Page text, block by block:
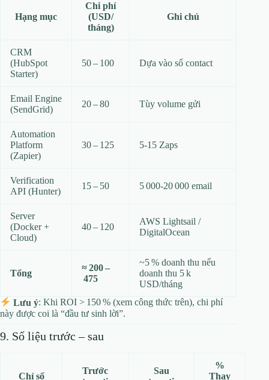
Hạng mục
Chi phí
(USD/
tháng)
Ghi chú
CRM
(HubSpot
Starter)
50 – 100 Dựa vào số contact
Email Engine
(SendGrid)
20 – 80 Tùy volume gửi
Automation
Platform
(Zapier)
30 – 125 5‑15 Zaps
Verification
API (Hunter)
15 – 50 5 000‑20 000 email
Server
(Docker +
Cloud)
40 – 120
AWS Lightsail /
DigitalOcean
Tổng
≈ 200 –
475
~5 % doanh thu nếu
doanh thu 5 k
USD/tháng
Lưu ý: Khi ROI > 150 % (xem công thức trên), chi phí
này được coi là “đầu tư sinh lời”.
9. Số liệu trước – sau
Chỉ số
Trước
Sau
%
Thay